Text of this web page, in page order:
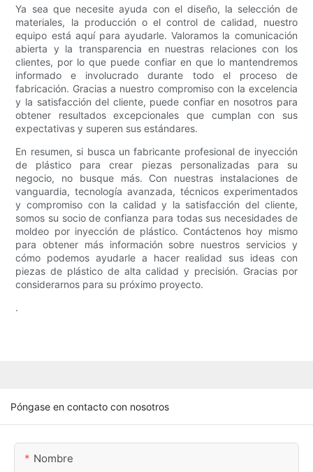
Ya sea que necesite ayuda con el diseño, la selección de
materiales, la producción o el control de calidad, nuestro
equipo está aquí para ayudarle. Valoramos la comunicación
abierta y la transparencia en nuestras relaciones con los
clientes, por lo que puede confiar en que lo mantendremos
informado e involucrado durante todo el proceso de
fabricación. Gracias a nuestro compromiso con la excelencia
y la satisfacción del cliente, puede confiar en nosotros para
obtener resultados excepcionales que cumplan con sus
expectativas y superen sus estándares.
En resumen, si busca un fabricante profesional de inyección
de plástico para crear piezas personalizadas para su
negocio, no busque más. Con nuestras instalaciones de
vanguardia, tecnología avanzada, técnicos experimentados
y compromiso con la calidad y la satisfacción del cliente,
somos su socio de confianza para todas sus necesidades de
moldeo por inyección de plástico. Contáctenos hoy mismo
para obtener más información sobre nuestros servicios y
cómo podemos ayudarle a hacer realidad sus ideas con
piezas de plástico de alta calidad y precisión. Gracias por
considerarnos para su próximo proyecto.
.
Póngase en contacto con nosotros
Nombre